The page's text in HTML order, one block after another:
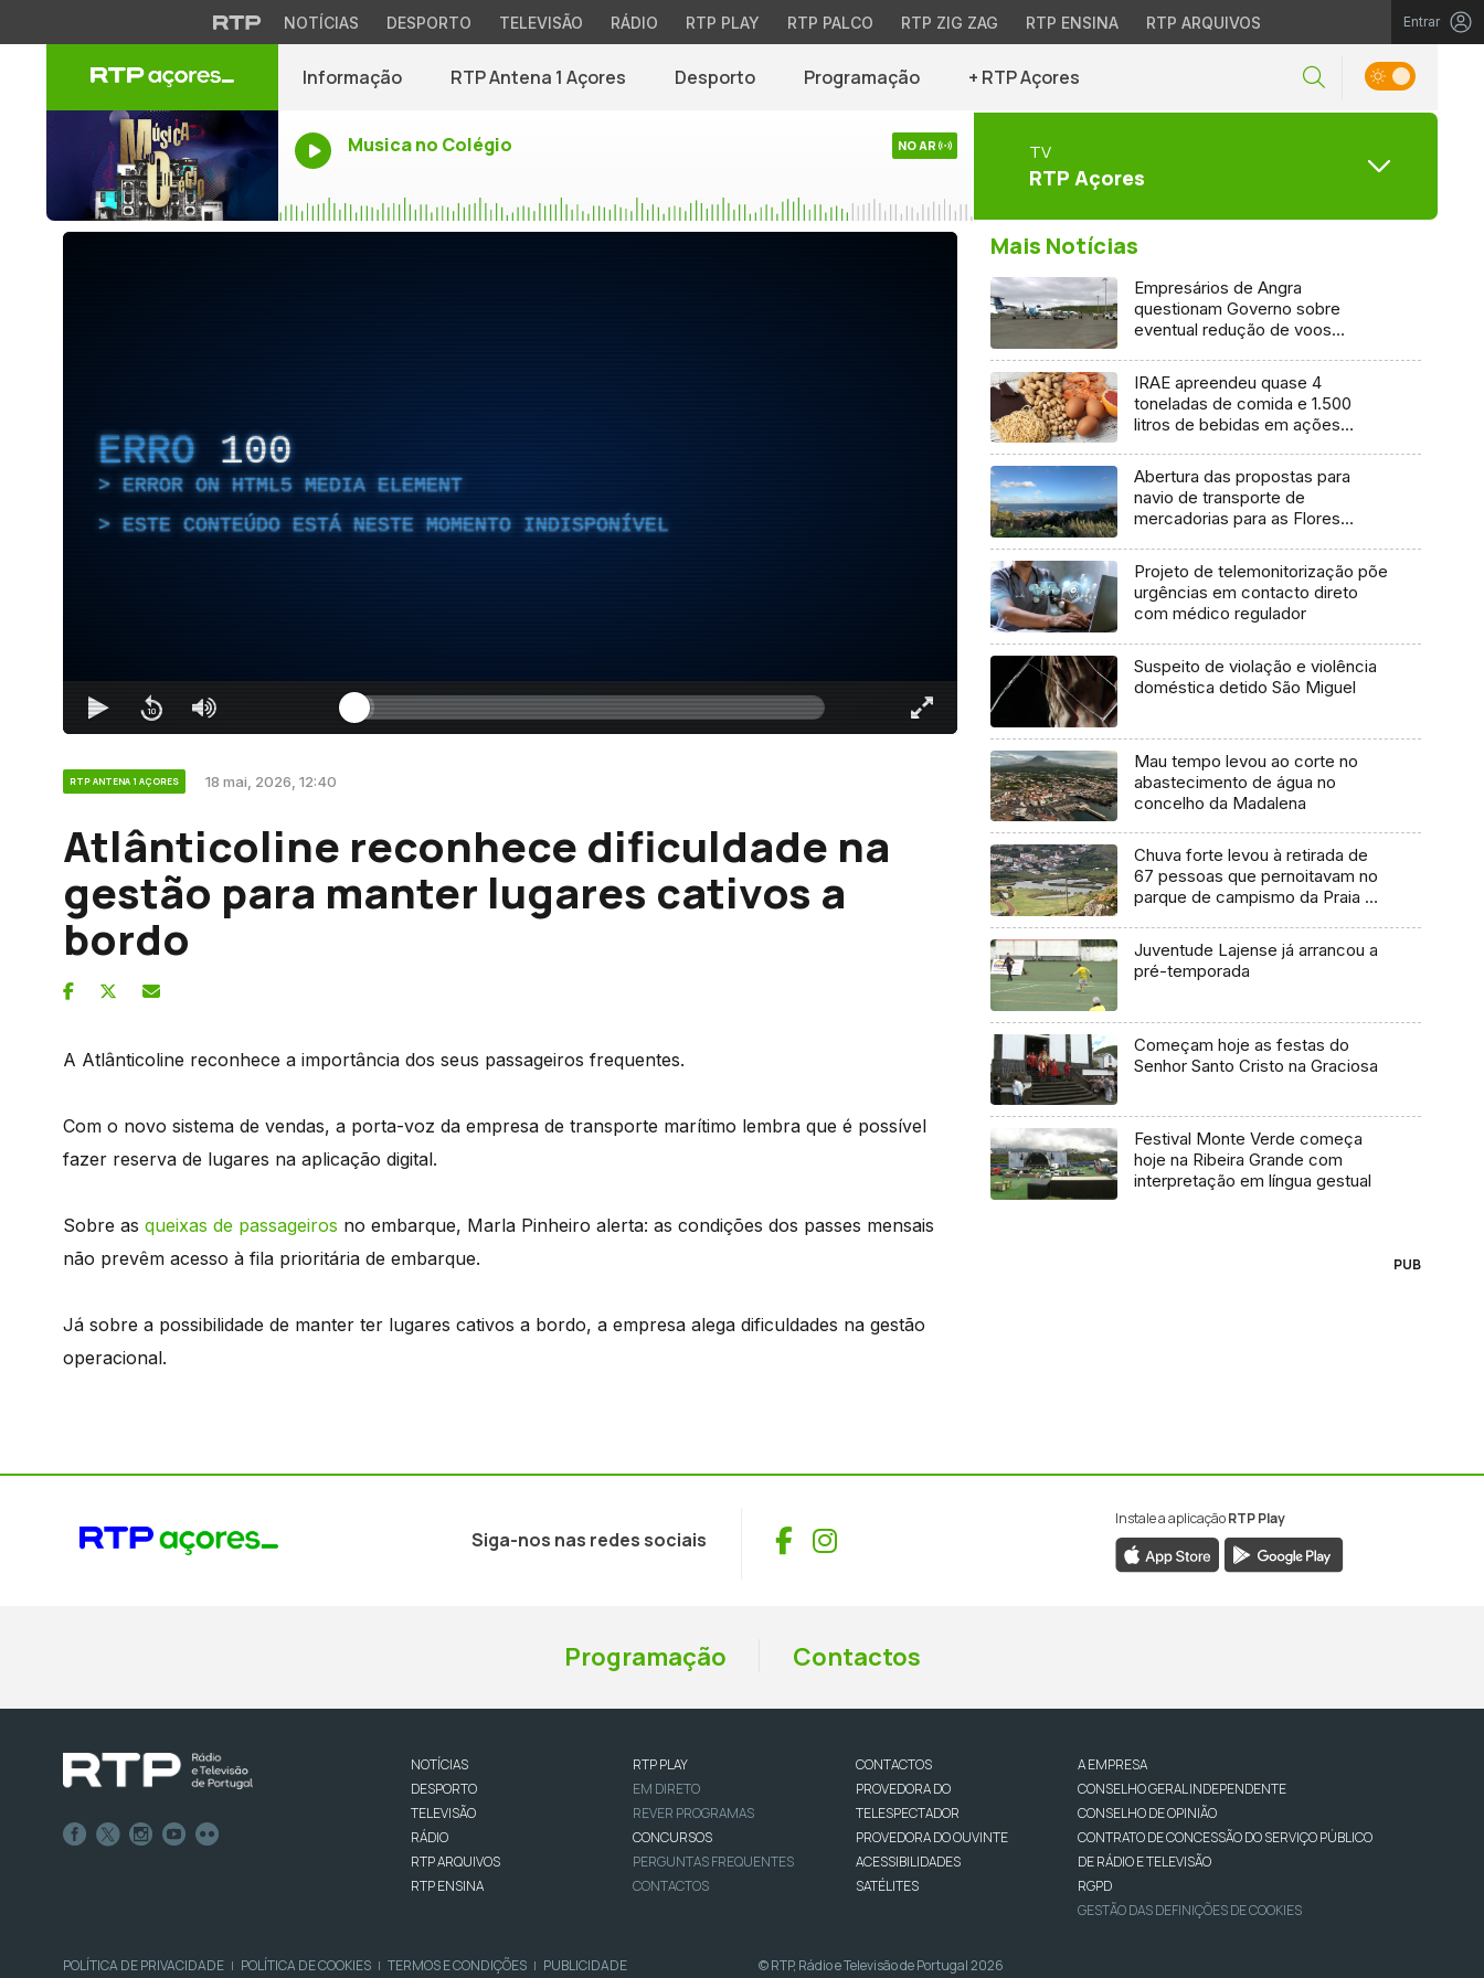
NOTÍCIAS DESPORTO TELEVISÃO RÁDIO RTP PLAY RTP PALCO RTP ZIG ZAG RTP ENSINA RTP ARQUIVOS Entrar
Informação RTP Antena 1 Açores Desporto Programação + RTP Açores
Musica no Colégio NO AR TV
RTP Açores
ERRO 100
ERROR ON HTML5 MEDIA ELEMENT
ESTE CONTEÚDO ESTÁ NESTE MOMENTO INDISPONÍVEL
RTP ANTENA 1 AÇORES 18 mai, 2026, 12:40
Atlânticoline reconhece dificuldade na
gestão para manter lugares cativos a
bordo
A Atlânticoline reconhece a importância dos seus passageiros frequentes.
Com o novo sistema de vendas, a porta-voz da empresa de transporte marítimo lembra que é possível
fazer reserva de lugares na aplicação digital.
Sobre as queixas de passageiros no embarque, Marla Pinheiro alerta: as condições dos passes mensais
não prevêm acesso à fila prioritária de embarque.
Já sobre a possibilidade de manter ter lugares cativos a bordo, a empresa alega dificuldades na gestão
operacional.
Mais Notícias
Empresários de Angra
questionam Governo sobre
eventual redução de voos
IRAE apreendeu quase 4
toneladas de comida e 1.500
litros de bebidas em ações
Abertura das propostas para
navio de transporte de
mercadorias para as Flores
Projeto de telemonitorização põe
urgências em contacto direto
com médico regulador
Suspeito de violação e violência
doméstica detido São Miguel
Mau tempo levou ao corte no
abastecimento de água no
concelho da Madalena
Chuva forte levou à retirada de
67 pessoas que pernoitavam no
parque de campismo da Praia da
Juventude Lajense já arrancou a
pré-temporada
Começam hoje as festas do
Senhor Santo Cristo na Graciosa
Festival Monte Verde começa
hoje na Ribeira Grande com
interpretação em língua gestual
PUB
Siga-nos nas redes sociais Facebook
Instagram
Instale a aplicaçãoRTP Play
Programação Contactos
NOTÍCIAS
DESPORTO
TELEVISÃO
RÁDIO
RTP ARQUIVOS
RTP ENSINA
RTP PLAY
EM DIRETO
REVER PROGRAMAS
CONCURSOS
PERGUNTAS FREQUENTES
CONTACTOS
CONTACTOS
PROVEDORA DO
TELESPECTADOR
PROVEDORA DO OUVINTE
ACESSIBILIDADES
SATÉLITES
A EMPRESA
CONSELHO GERAL INDEPENDENTE
CONSELHO DE OPINIÃO
CONTRATO DE CONCESSÃO DO SERVIÇO PÚBLICO
DE RÁDIO E TELEVISÃO
RGPD
GESTÃO DAS DEFINIÇÕES DE COOKIES
POLÍTICA DE PRIVACIDADE | POLÍTICA DE COOKIES | TERMOS E CONDIÇÕES | PUBLICIDADE © RTP, Rádio e Televisão de Portugal 2026